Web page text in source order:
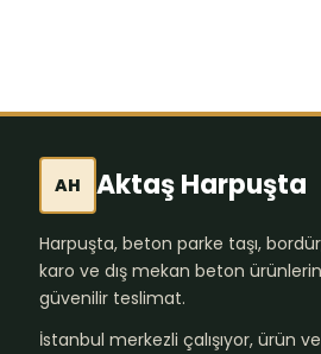
AH Aktaş Harpuşta
Harpuşta, beton parke taşı,
karo ve dış mekan beton
güvenilir teslimat.
İstanbul merkezli çalışıyor, ürün